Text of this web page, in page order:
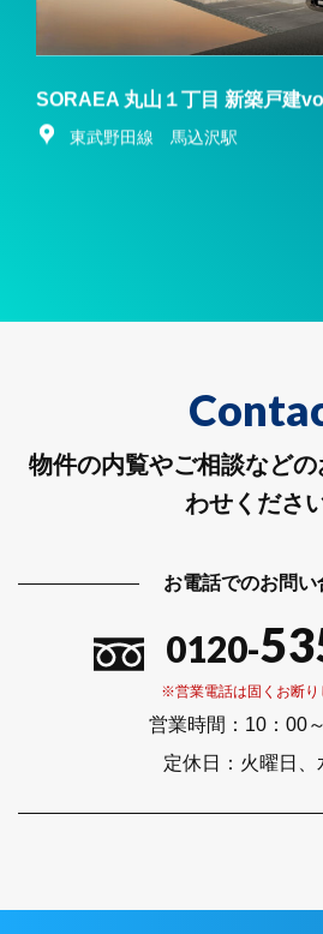
SORAEA 丸山１丁目 新築戸建
東武野田線 馬込沢駅
物件の内覧やご相談など
わせください
お電話でのお問い
0120-
※営業電話は固くお断り
営業時間： 10：00
定休日： 火曜日、